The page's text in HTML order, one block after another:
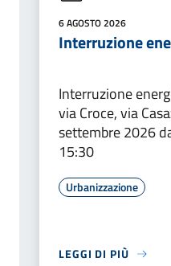
6 AGOSTO 2026
Interruzione
Interruzione
via Croce, via
settembre 2026
15:30
Urbanizzazione
LEGGI DI PIÙ